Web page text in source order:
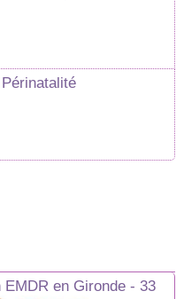
en Gironde - 33